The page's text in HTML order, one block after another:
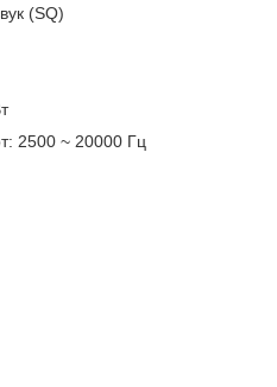
(SQ)
2500 ~ 20000 Гц